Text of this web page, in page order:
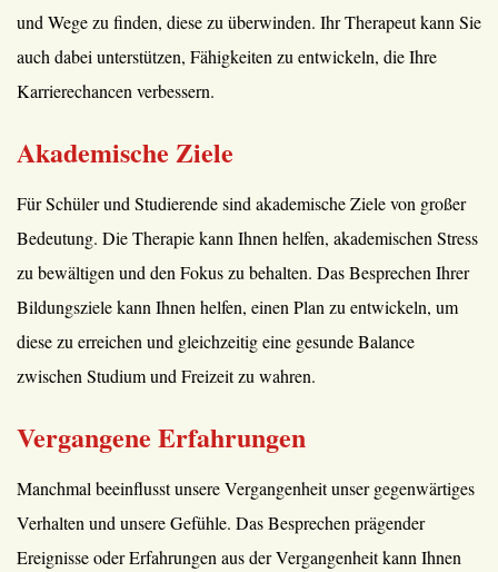
und Wege zu finden, diese zu überwinden. Ihr Therapeut kann Sie
auch dabei unterstützen, Fähigkeiten zu entwickeln, die Ihre
Karrierechancen verbessern.
Akademische Ziele
Für Schüler und Studierende sind akademische Ziele von großer
Bedeutung. Die Therapie kann Ihnen helfen, akademischen Stress
zu bewältigen und den Fokus zu behalten. Das Besprechen Ihrer
Bildungsziele kann Ihnen helfen, einen Plan zu entwickeln, um
diese zu erreichen und gleichzeitig eine gesunde Balance
zwischen Studium und Freizeit zu wahren.
Vergangene Erfahrungen
Manchmal beeinflusst unsere Vergangenheit unser gegenwärtiges
Verhalten und unsere Gefühle. Das Besprechen prägender
Ereignisse oder Erfahrungen aus der Vergangenheit kann Ihnen